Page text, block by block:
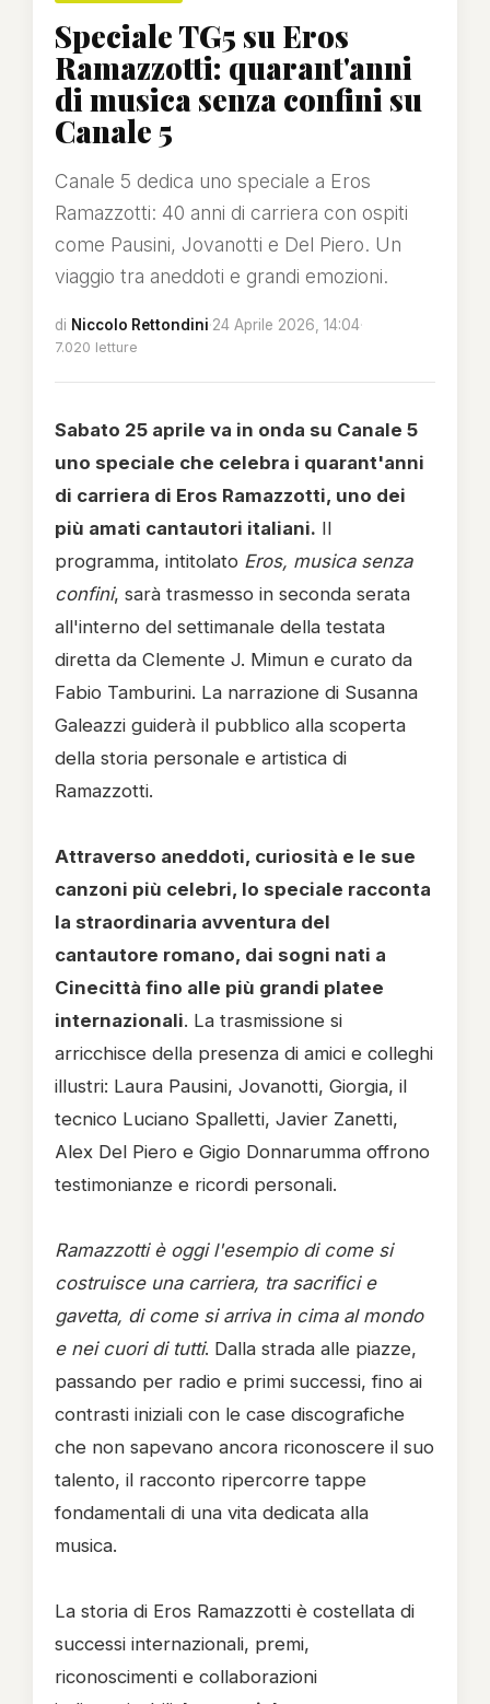
Speciale TG5 su Eros
Ramazzotti: quarant'anni
di musica senza confini su
Canale 5
Canale 5 dedica uno speciale a Eros
Ramazzotti: 40 anni di carriera con ospiti
come Pausini, Jovanotti e Del Piero. Un
viaggio tra aneddoti e grandi emozioni.
di Niccolo Rettondini·24 Aprile 2026, 14:04·
7.020 letture
Sabato 25 aprile va in onda su Canale 5
uno speciale che celebra i quarant'anni
di carriera di Eros Ramazzotti, uno dei
più amati cantautori italiani. Il
programma, intitolato Eros, musica senza
confini, sarà trasmesso in seconda serata
all'interno del settimanale della testata
diretta da Clemente J. Mimun e curato da
Fabio Tamburini. La narrazione di Susanna
Galeazzi guiderà il pubblico alla scoperta
della storia personale e artistica di
Ramazzotti.
Attraverso aneddoti, curiosità e le sue
canzoni più celebri, lo speciale racconta
la straordinaria avventura del
cantautore romano, dai sogni nati a
Cinecittà fino alle più grandi platee
internazionali. La trasmissione si
arricchisce della presenza di amici e colleghi
illustri: Laura Pausini, Jovanotti, Giorgia, il
tecnico Luciano Spalletti, Javier Zanetti,
Alex Del Piero e Gigio Donnarumma offrono
testimonianze e ricordi personali.
Ramazzotti è oggi l'esempio di come si
costruisce una carriera, tra sacrifici e
gavetta, di come si arriva in cima al mondo
e nei cuori di tutti. Dalla strada alle piazze,
passando per radio e primi successi, fino ai
contrasti iniziali con le case discografiche
che non sapevano ancora riconoscere il suo
talento, il racconto ripercorre tappe
fondamentali di una vita dedicata alla
musica.
La storia di Eros Ramazzotti è costellata di
successi internazionali, premi,
riconoscimenti e collaborazioni